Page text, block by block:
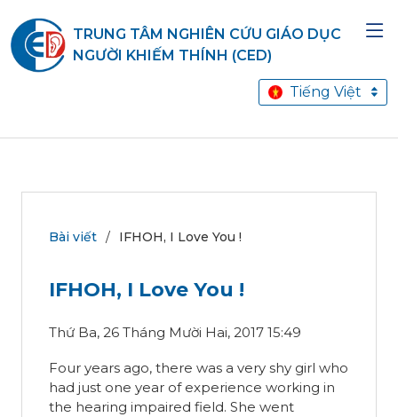
TRUNG TÂM NGHIÊN CỨU GIÁO DỤC
NGƯỜI KHIẾM THÍNH (CED)
Tiếng Việt
Bài viết IFHOH, I Love You !
IFHOH, I Love You !
Thứ Ba, 26 Tháng Mười Hai, 2017 15:49
Four years ago, there was a very shy girl who
had just one year of experience working in
the hearing impaired field. She went